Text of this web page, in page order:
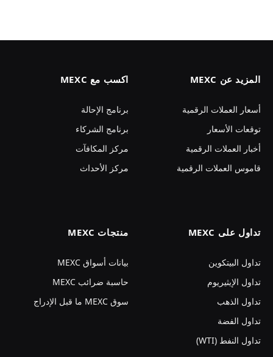
المزيد عن MEXC
أسعار العملات الرقمية
توقعات الأسعار
أخبار العملات الرقمية
قاموس العملات الرقمية
اكسب مع MEXC
برنامج الإحالة
برنامج الشركاء
مركز المكافآت
مركز الأحداث
تداول على MEXC
تداول البيتكوين
تداول الإيثيريوم
تداول الذهب
تداول الفضة
تداول النفط (WTI)
منتجات MEXC
بيانات أسواق MEXC
حاسبة ضرائب MEXC
سوق MEXC ما قبل الإدراج